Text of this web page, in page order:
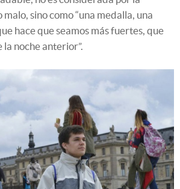
sino como “una medalla, una
hace que seamos más fuertes, que
la noche anterior”.